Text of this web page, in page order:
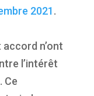
2021.
n’ont
l’intérêt
Ce